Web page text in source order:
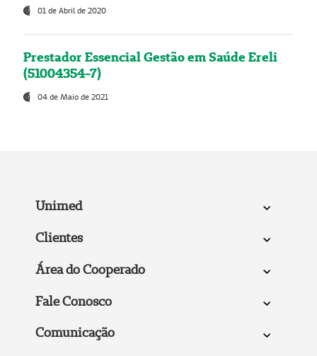
01 de Abril de 2020
Prestador Essencial Gestão em Saúde Ereli
(51004354-7)
04 de Maio de 2021
Unimed
Clientes
Área do Cooperado
Fale Conosco
Comunicação